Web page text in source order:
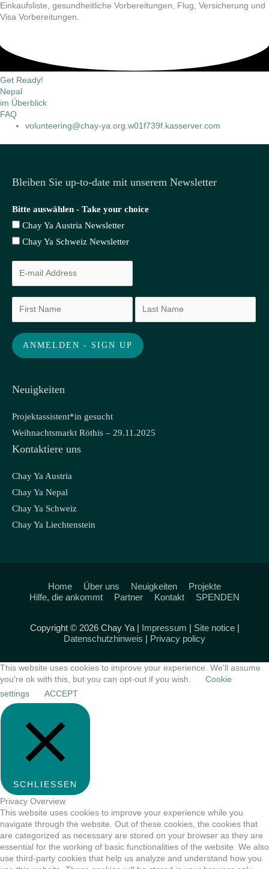
Einkaufsliste, gesundheitliche Vorbereitungen, Flug, Versicherung und
Visa Vorbereitungen.
Get Ready!
Nepal
im Überblick
FAQ
volunteering@chay-ya.org.w01f739f.kasserver.com
Bleiben Sie up-to-date mit unserem Newsletter
Bitte auswählen - Take your choice
Chay Ya Austria Newsletter
Chay Ya Schweiz Newsletter
Neuigkeiten
Projektassistent*in gesucht
Weihnachtsmarkt Röthis – 29.11.2025
Kontaktiere uns
Chay Ya Austria
Chay Ya Nepal
Chay Ya Schweiz
Chay Ya Liechtenstein
Home Über uns Neuigkeiten
Projekte
Hilfe, die ankommt
Partner Kontakt SPENDEN
Copyright © 2026 Chay Ya | Impressum | Site notice|
Datenschutzhinweis | Privacy policy
This website uses cookies to improve your experience. We'll assume
you're ok with this, but you can opt-out if you wish.
Cookie
settings
ACCEPT
SCHLIESSEN
Privacy Overview
This website uses cookies to improve your experience while you
navigate through the website. Out of these cookies, the cookies that
are categorized as necessary are stored on your browser as they are
essential for the working of basic functionalities of the website. We also
use third-party cookies that help us analyze and understand how you